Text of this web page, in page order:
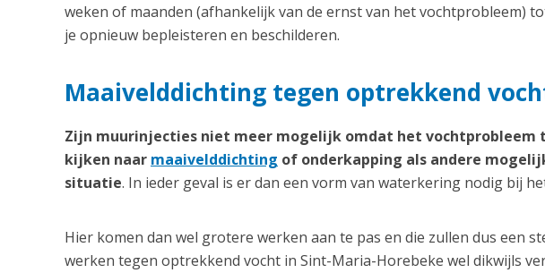
weken of maanden (afhankelijk van de ernst van het vochtprobleem)
je opnieuw bepleisteren en beschilderen.
Maaivelddichting tegen optrekkend
Zijn muurinjecties niet meer mogelijk omdat het vochtprobleem
kijken naar maaivelddichting of onderkapping als andere
situatie. In ieder geval is er dan een vorm van waterkering nodig bij
Hier komen dan wel grotere werken aan te pas en die zullen dus een
werken tegen optrekkend vocht in Sint-Maria-Horebeke wel dikwijls